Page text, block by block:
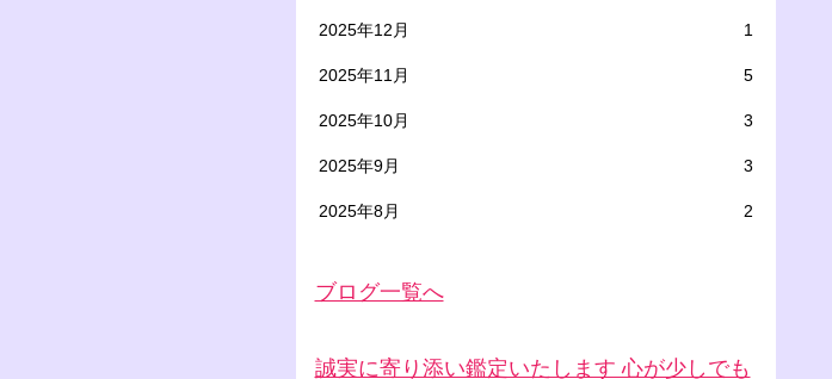
2025年12月 1
2025年11月 5
2025年10月 3
2025年9月 3
2025年8月 2
ブログ一覧へ
誠実に寄り添い鑑定いたします 心が少しでも